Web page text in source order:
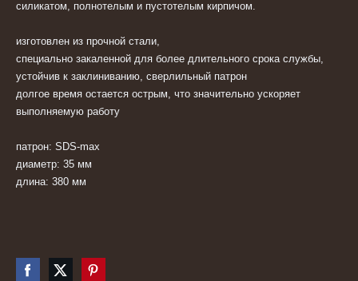
силикатом, полнотелым и пустотелым кирпичом.
изготовлен из прочной стали,
специально закаленной для более длительного срока службы,
устойчив к заклиниванию, сверлильный патрон
долгое время остается острым, что значительно ускоряет
выполняемую работу
патрон: SDS-max
диаметр: 35 мм
длина: 380 мм